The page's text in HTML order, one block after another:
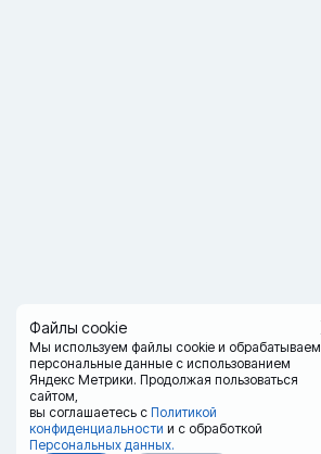
Файлы cookie
Мы используем файлы cookie и обрабатываем
персональные данные с использованием
Яндекс Метрики. Продолжая пользоваться
сайтом,
вы соглашаетесь с Политикой
конфиденциальности и с обработкой
Персональных данных.